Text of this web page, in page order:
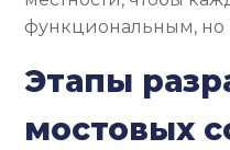
функциональным, но
Этапы
мостовых